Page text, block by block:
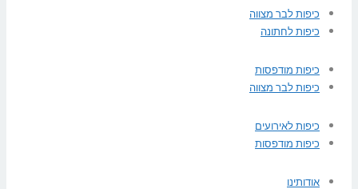
כיפות לבר מצווה
כיפות מודפסות
כיפות לאירועים
אודותינו
כיפות לחתונה
כיפות לבר מצווה
כיפות מודפסות